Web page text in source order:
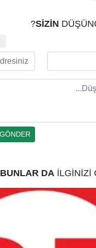
SİZİN
BUNLAR DA İLGİNİZİ